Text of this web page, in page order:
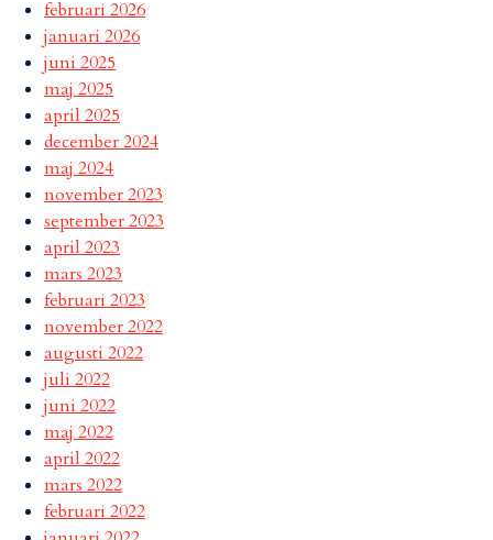
februari 2026
januari 2026
juni 2025
maj 2025
april 2025
december 2024
maj 2024
november 2023
september 2023
april 2023
mars 2023
februari 2023
november 2022
augusti 2022
juli 2022
juni 2022
maj 2022
april 2022
mars 2022
februari 2022